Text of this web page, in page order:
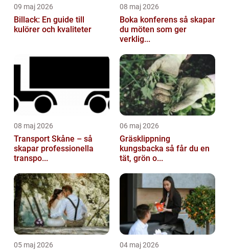
09 maj 2026
Billack: En guide till
kulörer och kvaliteter
08 maj 2026
Boka konferens så skapar
du möten som ger
verklig...
08 maj 2026
Transport Skåne – så
skapar professionella
transpo...
06 maj 2026
Gräsklippning
kungsbacka så får du en
tät, grön o...
05 maj 2026 04 maj 2026